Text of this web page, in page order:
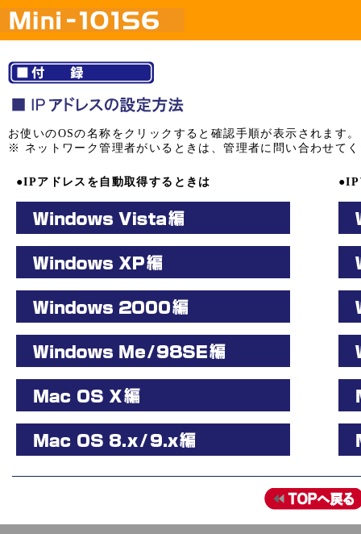
お使いのOSの名称をクリックすると確認手順が表示されます。
※ ネットワーク管理者がいるときは、管理者に問い合わせて
●IPアドレスを自動取得するときは ●IP